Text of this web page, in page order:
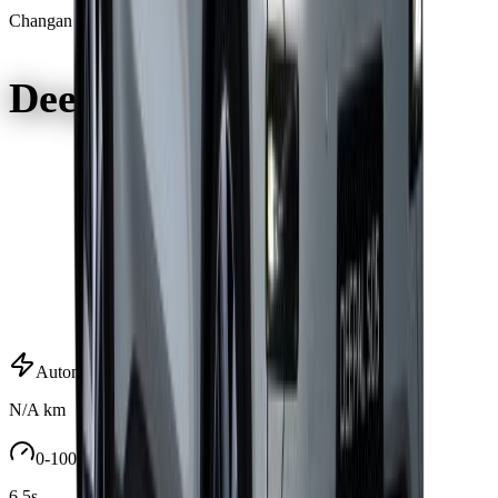
Changan
Deepal S05 Ultra
Autonomía
N/A km
0-100 km/h